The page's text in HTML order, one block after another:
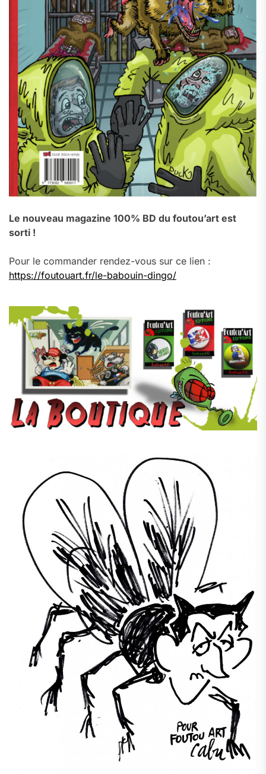
Le nouveau magazine 100% BD du foutou’art est
sorti !
Pour le commander rendez-vous sur ce lien :
https://foutouart.fr/le-babouin-dingo/